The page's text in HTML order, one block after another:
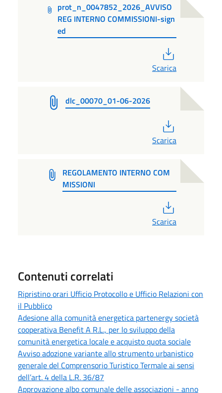
prot_n_0047852_2026_AVVISO
REG INTERNO COMMISSIONI-sign
ed
Scarica
dlc_00070_01-06-2026
Scarica
REGOLAMENTO INTERNO COM
MISSIONI
Scarica
Contenuti correlati
Ripristino orari Ufficio Protocollo e Ufficio Relazioni con
il Pubblico
Adesione alla comunità energetica partenergy società
cooperativa Benefit A R.L., per lo sviluppo della
comunità energetica locale e acquisto quota sociale
Avviso adozione variante allo strumento urbanistico
generale del Comprensorio Turistico Termale ai sensi
dell’art. 4 della L.R. 36/87
Approvazione albo comunale delle associazioni - anno